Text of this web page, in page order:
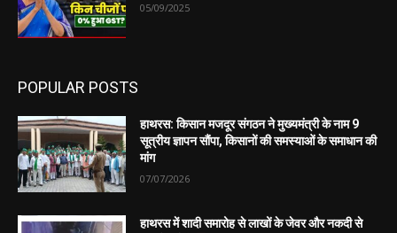
05/09/2025
POPULAR POSTS
हाथरस: किसान मजदूर संगठन ने मुख्यमंत्री के नाम 9
सूत्रीय ज्ञापन सौंपा, किसानों की समस्याओं के समाधान की
मांग
07/07/2026
हाथरस में शादी समारोह से लाखों के जेवर और नकदी से